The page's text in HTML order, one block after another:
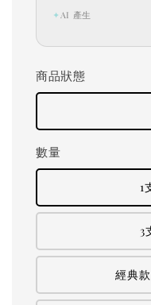
✦ AI 產生
商品狀態
數量
1
3
經典